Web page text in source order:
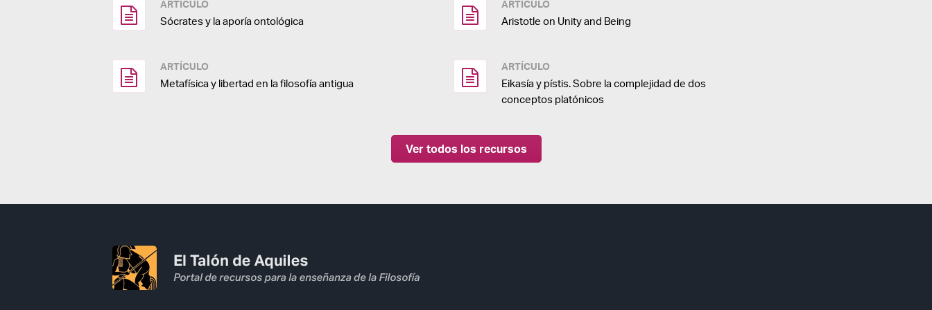
ARTÍCULO
Sócrates y la aporía ontológica
ARTÍCULO
Aristotle on Unity and Being
ARTÍCULO
Metafísica y libertad en la filosofía antigua
ARTÍCULO
Eikasía y pístis. Sobre la complejidad de dos
conceptos platónicos
Ver todos los recursos